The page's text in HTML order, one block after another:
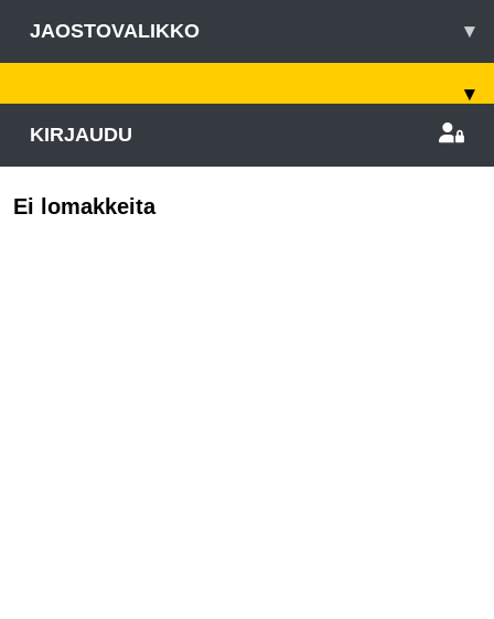
JAOSTOVALIKKO ▾
▾
KIRJAUDU
Ei lomakkeita